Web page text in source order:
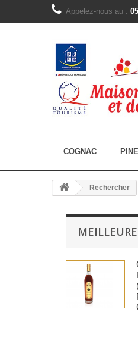
Appelez-nous au :
COGNAC
Rechercher